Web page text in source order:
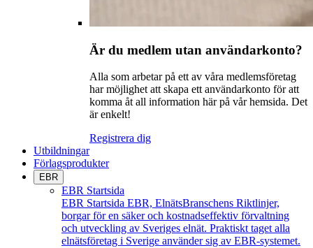
Är du medlem utan användarkonto?
Alla som arbetar på ett av våra medlemsföretag
har möjlighet att skapa ett användarkonto för att
komma åt all information här på vår hemsida. Det
är enkelt!
Registrera dig
Utbildningar
Förlagsprodukter
EBR
EBR Startsida
EBR Startsida EBR, ElnätsBranschens Riktlinjer,
borgar för en säker och kostnadseffektiv förvaltning
och utveckling av Sveriges elnät. Praktiskt taget alla
elnätsföretag i Sverige använder sig av EBR-systemet.